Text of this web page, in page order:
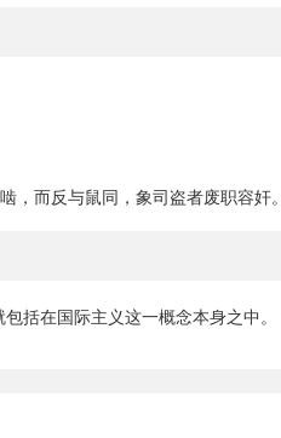
，而反与鼠同，象司盗者废职容奸
包括在国际主义这一概念本身之中